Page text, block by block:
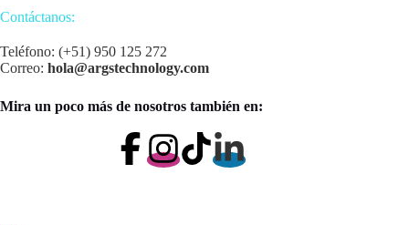
Contáctanos:
Teléfono: (+51) 950 125 272
Correo: hola@argstechnology.com
Mira un poco más de nosotros también en: